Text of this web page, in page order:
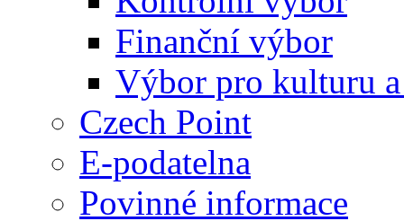
Finanční výbor
Výbor pro kulturu
Czech Point
E-podatelna
Povinné informace